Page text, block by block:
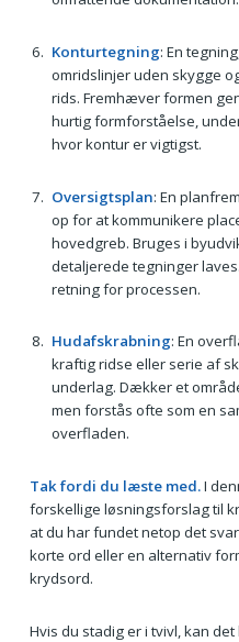
Konturtegning: En
omridslinjer uden skygge
rids. Fremhæver formen
hurtig formforståelse,
hvor kontur er vigtigst.
Oversigtsplan: En
op for at kommunikere
hovedgreb. Bruges i
detaljerede tegninger
retning for processen.
Hudafskrabning: En
kraftig ridse eller serie af
underlag. Dækker et
men forstås ofte som en
overfladen.
Tak fordi du læste med.I
forskellige løsningsforslag til
at du har fundet netop det
korte ord eller en alternativ
krydsord.
Hvis du stadig er i tvivl, kan